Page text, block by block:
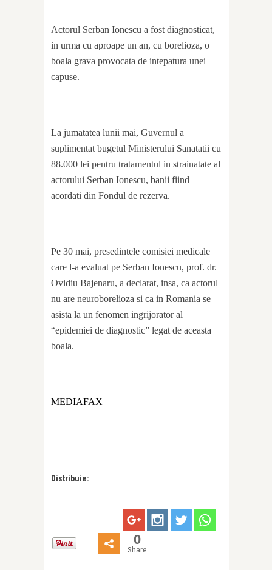
Actorul Serban Ionescu a fost diagnosticat,
in urma cu aproape un an, cu borelioza, o
boala grava provocata de intepatura unei
capuse.
La jumatatea lunii mai, Guvernul a
suplimentat bugetul Ministerului Sanatatii cu
88.000 lei pentru tratamentul in strainatate al
actorului Serban Ionescu, banii fiind
acordati din Fondul de rezerva.
Pe 30 mai, presedintele comisiei medicale
care l-a evaluat pe Serban Ionescu, prof. dr.
Ovidiu Bajenaru, a declarat, insa, ca actorul
nu are neuroborelioza si ca in Romania se
asista la un fenomen ingrijorator al
“epidemiei de diagnostic” legat de aceasta
boala.
MEDIAFAX
Distribuie:
0
Share